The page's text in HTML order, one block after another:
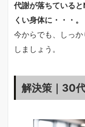
代謝が落ちている
くい身体に・・・。
今からでも、しっ
しましょう。
解決策｜30